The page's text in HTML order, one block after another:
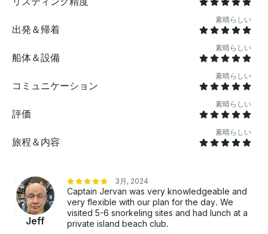
の持ち込みも大歓迎です（アルコールは許可されていま
す）。 ボートのアメニティ大きな後部ベンチシート - 、
たくさんの前方座席、船長近くの座席など、優れた座席
レイアウトで 、- 12人の乗客を快適に収容できます。 -
ヤマハ4ストロークエンジンをトリプル300台搭載。 -
Bluetooth電話接続付きの最高級サウンドシステム 。-
子供用のものも含め、たくさんのシュノーケル用具が揃
っています 。- 海から出たら、淡水で洗い流してくださ
出発＆帰着
素晴らしい
船体＆設備
素晴らしい
コミュニケーション
素晴らしい
評価
素晴らしい
旅程＆内容
素晴らしい
Jeff
3月, 2024
Captain Jervan was very knowledgeable and
very flexible with our plan for the day. We
visited 5-6 snorkeling sites and had lunch at a
private island beach club.